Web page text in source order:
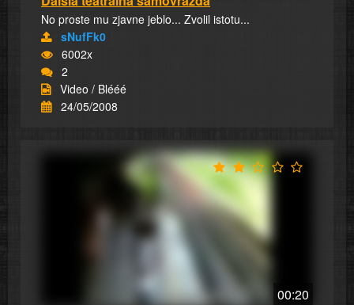
No proste mu zjavne jeblo... Zvolil istotu...
sNufFk0
6002x
2
Video / Blééé
24/05/2008
00:20